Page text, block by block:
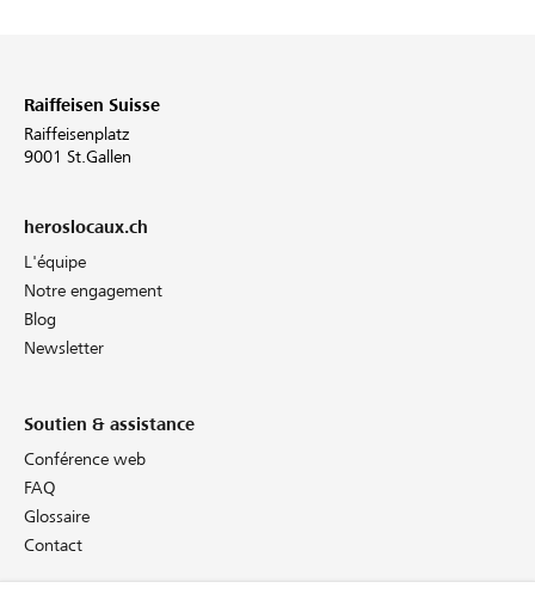
Raiffeisen Suisse
Raiffeisenplatz
9001 St.Gallen
heroslocaux.ch
L'équipe
Notre engagement
Blog
Newsletter
Soutien & assistance
Conférence web
FAQ
Glossaire
Contact